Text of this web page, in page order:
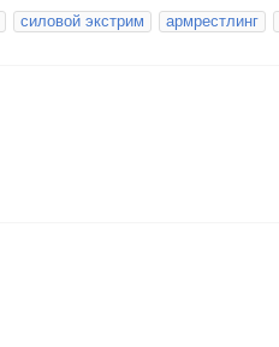
силовой экстрим армрестлинг